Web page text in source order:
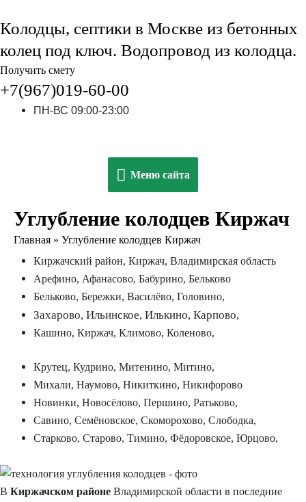
Колодцы, септики в Москве из бетонных
колец под ключ. Водопровод из колодца.
Получить смету
+7(967)019-60-00
ПН-ВС 09:00-23:00
Меню
Меню сайта
Углубление колодцев Киржач
Главная » Углубление колодцев Киржач
Киржачский район, Киржач, Владимирская область
Арефино, Афанасово, Бабурино, Бельково
Бельково, Бережки, Василёво, Головино,
Захарово, Ильинское, Илькино, Карпово,
Кашино, Киржач, Климово, Коленово,
Крутец, Кудрино, Митенино, Митино,
Михали, Наумово, Никиткино, Никифорово
Новинки, Новосёлово, Першино, Ратьково,
Савино, Семёновское, Скоморохово, Слободка,
Старково, Старово, Тимино, Фёдоровское, Юрцово,
В Киржачском районе Владимирской области в последние